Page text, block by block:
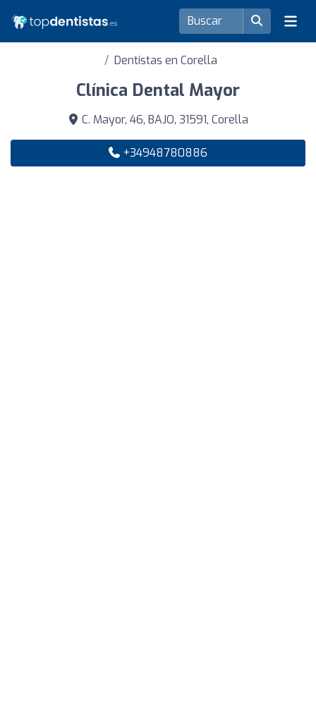
Dentistas en Corella
Clínica Dental Mayor
C. Mayor, 46, BAJO, 31591, Corella
+34948780886